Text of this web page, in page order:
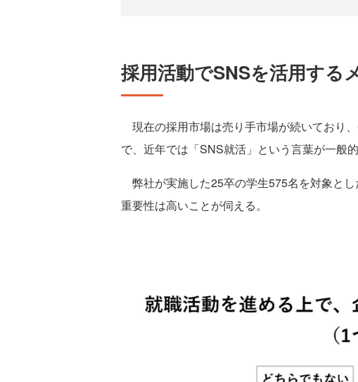
採用活動でSNSを活用する
現在の採用市場は売り手市場が続いており
で、近年では「SNS就活」という言葉が一般
弊社が実施した25卒の学生575名を対象と
重要性は高いことが伺える。